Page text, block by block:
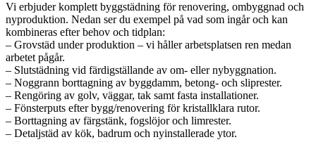
Vi erbjuder komplett byggstädning för renovering, ombyggnad och
nyproduktion. Nedan ser du exempel på vad som ingår och kan
kombineras efter behov och tidplan:
– Grovstäd under produktion – vi håller arbetsplatsen ren medan
arbetet pågår.
– Slutstädning vid färdigställande av om- eller nybyggnation.
– Noggrann borttagning av byggdamm, betong- och sliprester.
– Rengöring av golv, väggar, tak samt fasta installationer.
– Fönsterputs efter bygg/renovering för kristallklara rutor.
– Borttagning av färgstänk, fogslöjor och limrester.
– Detaljstäd av kök, badrum och nyinstallerade ytor.